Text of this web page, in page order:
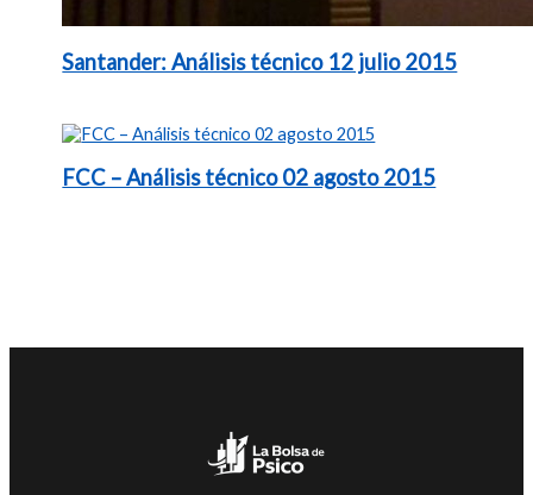
Santander: Análisis técnico 12 julio 2015
FCC – Análisis técnico 02 agosto 2015